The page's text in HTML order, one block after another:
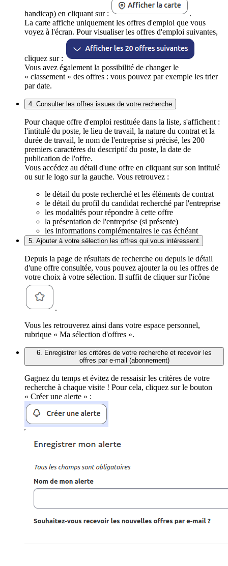
handicap) en cliquant sur :
.
La carte affiche uniquement les offres d'emploi que vous
voyez à l'écran. Pour visualiser les offres d'emploi suivantes,
cliquez sur :
Vous avez également la possibilité de changer le
« classement » des offres : vous pouvez par exemple les trier
par date.
4. Consulter les offres issues de votre recherche
Pour chaque offre d'emploi restituée dans la liste, s'affichent :
l'intitulé du poste, le lieu de travail, la nature du contrat et la
durée de travail, le nom de l'entreprise si précisé, les 200
premiers caractères du descriptif du poste, la date de
publication de l'offre.
Vous accédez au détail d'une offre en cliquant sur son intitulé
ou sur le logo sur la gauche. Vous retrouvez :
le détail du poste recherché et les éléments de contrat
le détail du profil du candidat recherché par l'entreprise
les modalités pour répondre à cette offre
la présentation de l'entreprise (si présente)
les informations complémentaires le cas échéant
5. Ajouter à votre sélection les offres qui vous intéressent
Depuis la page de résultats de recherche ou depuis le détail
d'une offre consultée, vous pouvez ajouter la ou les offres de
votre choix à votre sélection. Il suffit de cliquer sur l'icône
.
Vous les retrouverez ainsi dans votre espace personnel,
rubrique « Ma sélection d'offres ».
6. Enregistrer les critères de votre recherche et recevoir les
offres par e-mail (abonnement)
Gagnez du temps et évitez de ressaisir les critères de votre
recherche à chaque visite ! Pour cela, cliquez sur le bouton
« Créer une alerte » :